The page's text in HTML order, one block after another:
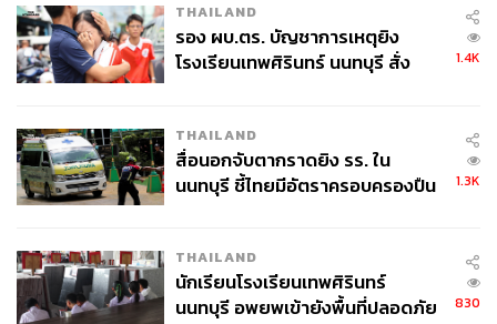
THAILAND
รอง ผบ.ตร. บัญชาการเหตุยิง
โรงเรียนเทพศิรินทร์ นนทบุรี สั่ง
1.4K
THAILAND
สื่อนอกจับตากราดยิง รร. ใน
นนทบุรี ชี้ไทยมีอัตราครอบครองปืน
1.3K
THAILAND
นักเรียนโรงเรียนเทพศิรินทร์
นนทบุรี อพยพเข้ายังพื้นที่ปลอดภัย
830